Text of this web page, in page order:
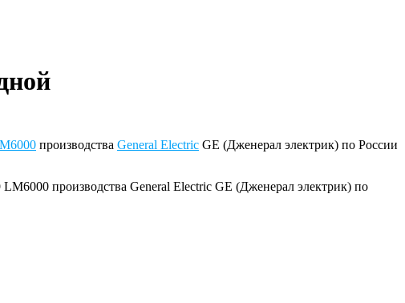
производства General Electric GE (Дженерал электрик) по России